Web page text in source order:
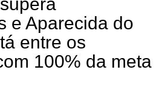
e Aparecida do
entre os
100% da meta